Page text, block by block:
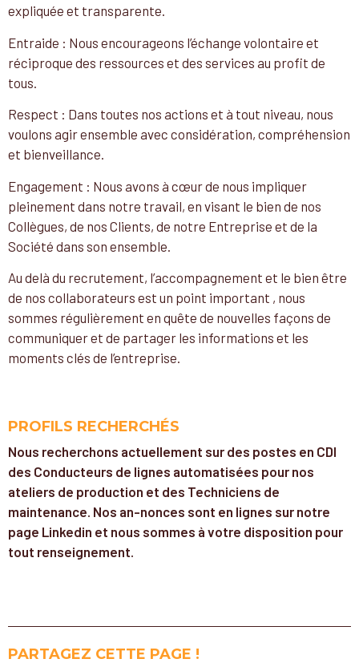
expliquée et transparente.
Entraide : Nous encourageons l’échange volontaire et
réciproque des ressources et des services au profit de
tous.
Respect : Dans toutes nos actions et à tout niveau, nous
voulons agir ensemble avec considération, compréhension
et bienveillance.
Engagement : Nous avons à cœur de nous impliquer
pleinement dans notre travail, en visant le bien de nos
Collègues, de nos Clients, de notre Entreprise et de la
Société dans son ensemble.
Au delà du recrutement, l’accompagnement et le bien être
de nos collaborateurs est un point important , nous
sommes régulièrement en quête de nouvelles façons de
communiquer et de partager les informations et les
moments clés de l’entreprise.
PROFILS RECHERCHÉS
Nous recherchons actuellement sur des postes en CDI
des Conducteurs de lignes automatisées pour nos
ateliers de production et des Techniciens de
maintenance. Nos an-nonces sont en lignes sur notre
page Linkedin et nous sommes à votre disposition pour
tout renseignement.
PARTAGEZ CETTE PAGE !